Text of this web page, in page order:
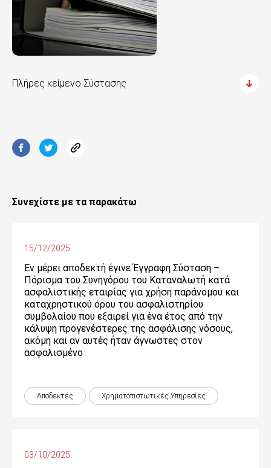
Πλήρες κείμενο Σύστασης
Συνεχίστε με τα παρακάτω
15/12/2025
Εν μέρει αποδεκτή έγινε Έγγραφη Σύσταση –
Πόρισμα του Συνηγόρου του Καταναλωτή κατά
ασφαλιστικής εταιρίας για χρήση παράνομου και
καταχρηστικού όρου του ασφαλιστηρίου
συμβολαίου που εξαιρεί για ένα έτος από την
κάλυψη προγενέστερες της ασφάλισης νόσους,
ακόμη και αν αυτές ήταν άγνωστες στον
ασφαλισμένο
Αποδεκτές Χρηματοπιστωτικές Yπηρεσίες
03/10/2025